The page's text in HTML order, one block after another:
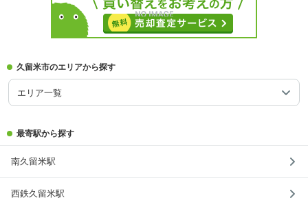
久留米市のエリアから探す
エリア一覧
最寄駅から探す
南久留米駅
西鉄久留米駅